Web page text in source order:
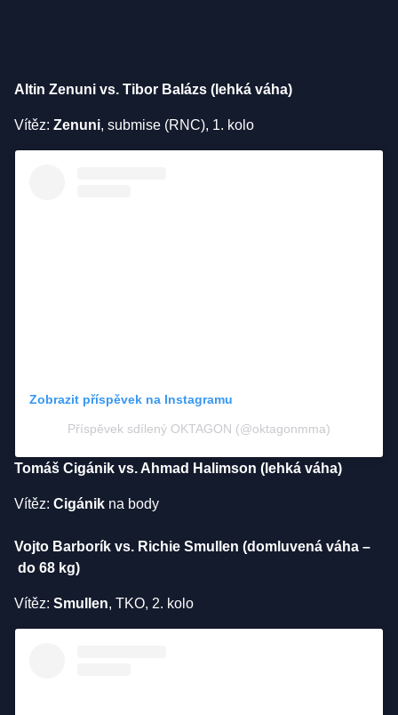
Altin Zenuni vs. Tibor Balázs (lehká váha)
Vítěz: Zenuni, submise (RNC), 1. kolo
Zobrazit příspěvek na Instagramu
Příspěvek sdílený OKTAGON (@oktagonmma)
Tomáš Cigánik vs. Ahmad Halimson (lehká váha)
Vítěz: Cigánik na body
Vojto Barborík vs. Richie Smullen (domluvená váha –
do 68 kg)
Vítěz: Smullen, TKO, 2. kolo